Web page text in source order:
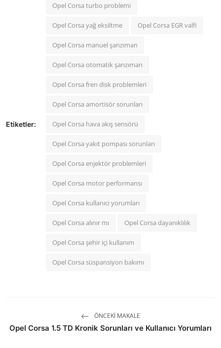
Etiketler:
Opel Corsa turbo problemi
Opel Corsa yağ eksiltme Opel Corsa EGR valfi
Opel Corsa manuel şanzıman
Opel Corsa otomatik şanzıman
Opel Corsa fren disk problemleri
Opel Corsa amortisör sorunları
Opel Corsa hava akış sensörü
Opel Corsa yakıt pompası sorunları
Opel Corsa enjektör problemleri
Opel Corsa motor performansı
Opel Corsa kullanıcı yorumları
Opel Corsa alınır mı Opel Corsa dayanıklılık
Opel Corsa şehir içi kullanım
Opel Corsa süspansiyon bakımı
ÖNCEKI MAKALE
Opel Corsa 1.5 TD Kronik Sorunları ve Kullanıcı Yorumları